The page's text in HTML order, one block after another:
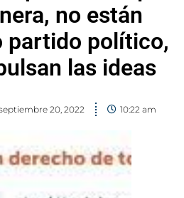
no están
partido político,
las ideas
20, 2022 10:22 am